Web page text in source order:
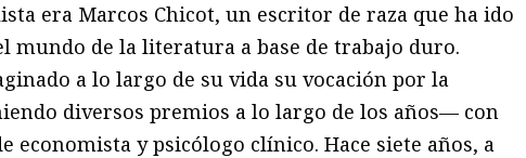
era Marcos Chicot, un escritor de raza que ha ido
mundo de la literatura a base de trabajo duro.
a lo largo de su vida su vocación por la
diversos premios a lo largo de los años— con
economista y psicólogo clínico. Hace siete años, a